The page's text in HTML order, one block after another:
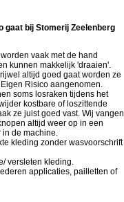
gaat bij Stomerij Zeelenberg
vaak met de hand
kunnen makkelijk 'draaien'.
altijd goed gaat worden ze
Risico aangenomen.
soms losraken tijdens het
kostbare of loszittende
ze juist goed vast. Wij vangen
altijd weer op in een
in de machine.
kleding zonder wasvoorschrift
versleten kleding.
applicaties, pailletten of